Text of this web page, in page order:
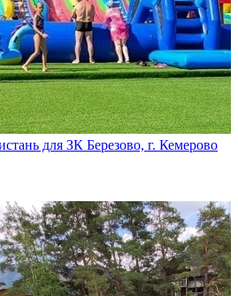
для ЗК Березово, г. Кемерово